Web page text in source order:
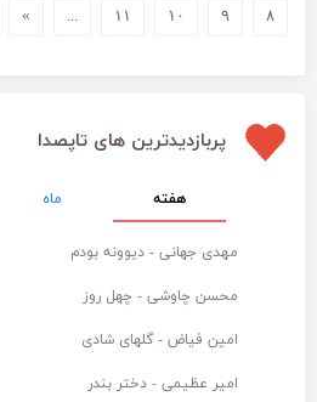
۸ ۹ ۱۰ ۱۱ ...
»
پربازدیدترین های تاپصدا
هفته ماه
مهدی جهانی - دیوونه بودم
محسن چاوشی - چهل روز
امین فیاض - گلهای شادی
امیر عظیمی - دختر بندر